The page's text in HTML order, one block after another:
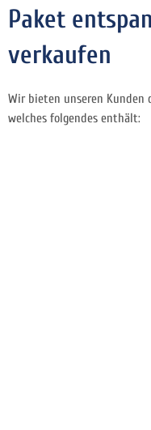
Paket
verkaufen
Wir bieten unseren Kunden
welches folgendes enthält: